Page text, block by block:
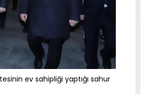
ev sahipliği yaptığı sahur